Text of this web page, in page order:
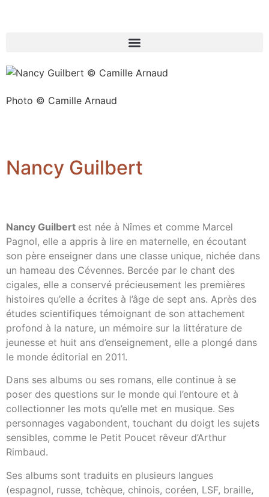
Photo © Camille Arnaud
Nancy Guilbert
Nancy Guilbert est née à Nîmes et comme Marcel
Pagnol, elle a appris à lire en maternelle, en écoutant
son père enseigner dans une classe unique, nichée dans
un hameau des Cévennes. Bercée par le chant des
cigales, elle a conservé précieusement les premières
histoires qu’elle a écrites à l’âge de sept ans. Après des
études scientifiques témoignant de son attachement
profond à la nature, un mémoire sur la littérature de
jeunesse et huit ans d’enseignement, elle a plongé dans
le monde éditorial en 2011.
Dans ses albums ou ses romans, elle continue à se
poser des questions sur le monde qui l’entoure et à
collectionner les mots qu’elle met en musique. Ses
personnages vagabondent, touchant du doigt les sujets
sensibles, comme le Petit Poucet rêveur d’Arthur
Rimbaud.
Ses albums sont traduits en plusieurs langues
(espagnol, russe, tchèque, chinois, coréen, LSF, braille,